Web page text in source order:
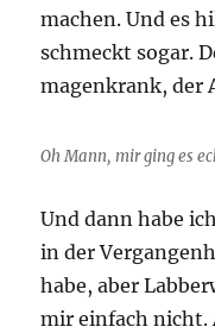
machen. Und es
schmeckt sogar.
magenkrank, der
Oh Mann, mir ging es
Und dann habe
in der
habe, aber
mir einfach nicht.